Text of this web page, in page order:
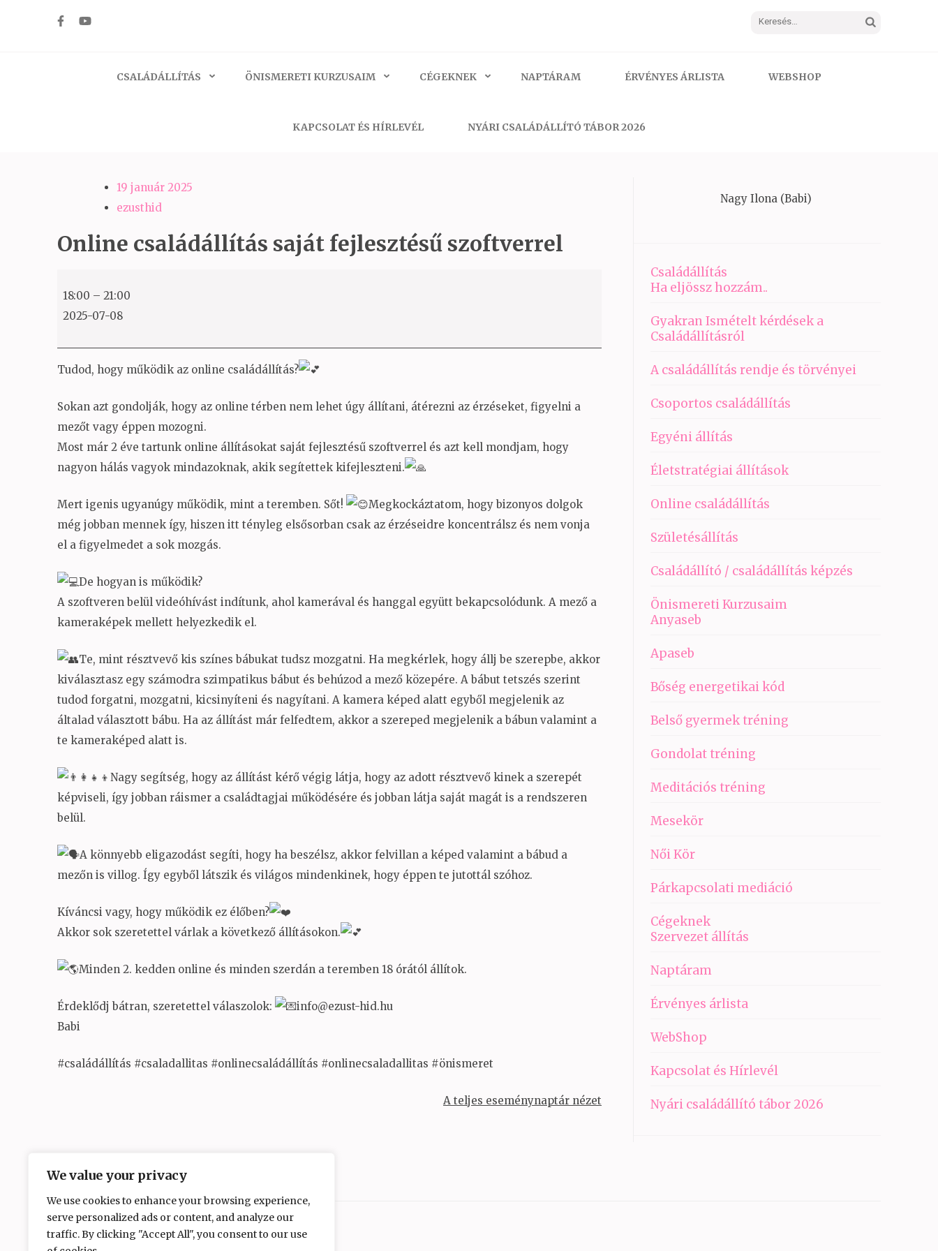
We value your privacy
We use cookies to enhance your browsing experience,
serve personalized ads or content, and analyze our
traffic. By clicking "Accept All", you consent to our use
Keresés:
CSALÁDÁLLÍTÁS ÖNISMERETI KURZUSAIM CÉGEKNEK NAPTÁRAM ÉRVÉNYES ÁRLISTA WEBSHOP
KAPCSOLAT ÉS HÍRLEVÉL NYÁRI CSALÁDÁLLÍTÓ TÁBOR 2026
19 január 2025
ezusthid
Online családállítás saját fejlesztésű szoftverrel
családállítás
saját
18:00 – 21:00
2025-07-08
Tudod, hogy működik az online családállítás?
Sokan azt gondolják, hogy az online térben nem lehet úgy állítani, átérezni az érzéseket, figyelni a
mezőt vagy éppen mozogni.
Most már 2 éve tartunk online állításokat saját fejlesztésű szoftverrel és azt kell mondjam, hogy
nagyon hálás vagyok mindazoknak, akik segítettek kifejleszteni.
Mert igenis ugyanúgy működik, mint a teremben. Sőt!
Megkockáztatom, hogy bizonyos dolgok
még jobban mennek így, hiszen itt tényleg elsősorban csak az érzéseidre koncentrálsz és nem vonja
el a figyelmedet a sok mozgás.
De hogyan is működik?
A szoftveren belül videóhívást indítunk, ahol kamerával és hanggal együtt bekapcsolódunk. A mező a
kameraképek mellett helyezkedik el.
Te, mint résztvevő kis színes bábukat tudsz mozgatni. Ha megkérlek, hogy állj be szerepbe, akkor
kiválasztasz egy számodra szimpatikus bábut és behúzod a mező közepére. A bábut tetszés szerint
tudod forgatni, mozgatni, kicsinyíteni és nagyítani. A kamera képed alatt egyből megjelenik az
általad választott bábu. Ha az állítást már felfedtem, akkor a szereped megjelenik a bábun valamint a
te kameraképed alatt is.
Nagy segítség, hogy az állítást kérő végig látja, hogy az adott résztvevő kinek a szerepét
képviseli, így jobban ráismer a családtagjai működésére és jobban látja saját magát is a rendszeren
belül.
A könnyebb eligazodást segíti, hogy ha beszélsz, akkor felvillan a képed valamint a bábud a
mezőn is villog. Így egyből látszik és világos mindenkinek, hogy éppen te jutottál szóhoz.
Kíváncsi vagy, hogy működik ez élőben?
Akkor sok szeretettel várlak a következő állításokon.
Minden 2. kedden online és minden szerdán a teremben 18 órától állítok.
Érdeklődj bátran, szeretettel válaszolok:
info@ezust-hid.hu
Babi
#családállítás #csaladallitas #onlinecsaládállítás #onlinecsaladallitas #önismeret
A teljes eseménynaptár nézet
Nagy Ilona (Babi)
Családállítás
Ha eljössz hozzám..
Gyakran Ismételt kérdések a
Családállításról
A családállítás rendje és törvényei
Csoportos családállítás
Egyéni állítás
Életstratégiai állítások
Online családállítás
Születésállítás
Családállító / családállítás képzés
Önismereti Kurzusaim
Anyaseb
Apaseb
Bőség energetikai kód
Belső gyermek tréning
Gondolat tréning
Meditációs tréning
Mesekör
Női Kör
Párkapcsolati mediáció
Cégeknek
Szervezet állítás
Naptáram
Érvényes árlista
WebShop
Kapcsolat és Hírlevél
Nyári családállító tábor 2026